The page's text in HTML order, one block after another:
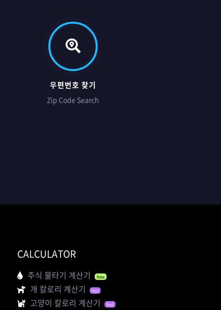
우편번호 찾기
Zip Code Search
CALCULATOR
주식 물타기 계산기 New
개 칼로리 계산기 Hot
고양이 칼로리 계산기 Hot